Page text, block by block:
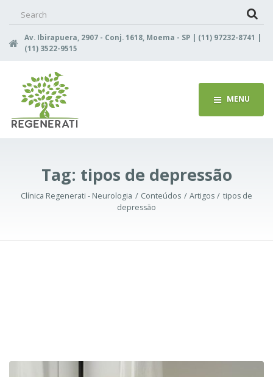
Av. Ibirapuera, 2907 - Conj. 1618, Moema - SP | (11) 97232-8741 |
(11) 3522-9515
MENU
Tag: tipos de depressão
Clínica Regenerati - Neurologia Conteúdos Artigos
tipos de
depressão